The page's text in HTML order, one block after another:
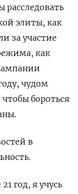
расследовать
элиты, как
за участие
как
чудом
бороться
в
год, я учусь